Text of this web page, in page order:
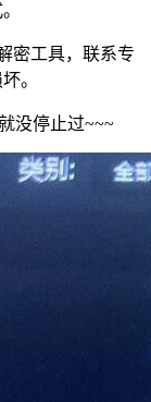
密工具，联系专
。
没停止过~~~